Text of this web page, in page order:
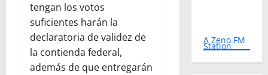
tengan los votos
suficientes harán la
declaratoria de validez de
la contienda federal,
además de que entregarán
A Zeno.FM
Station